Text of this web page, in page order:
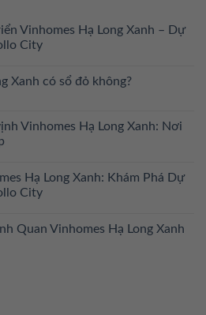
Vinhomes Hạ Long Xanh – Dự
City
Xanh có sổ đỏ không?
Vinhomes Hạ Long Xanh: Nơi
Hạ Long Xanh: Khám Phá Dự
City
Quan Vinhomes Hạ Long Xanh